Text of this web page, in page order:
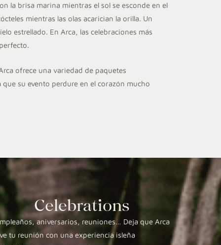
la brisa marina mientras el sol se esconde en el
mientras las olas acarician la orilla. Un
estrellado. En Arca, las celebraciones más
ofrece una variedad de paquetes
su evento perdure en el corazón mucho
Celebrations
aniversarios, reuniones… Deja que Arca
tu reunión con una experiencia isleña